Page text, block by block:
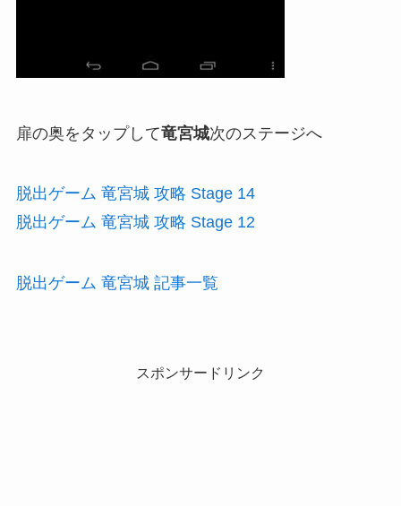
扉の奥をタップして竜宮城次のステージへ
脱出ゲーム 竜宮城 攻略 Stage 14
脱出ゲーム 竜宮城 攻略 Stage 12
脱出ゲーム 竜宮城 記事一覧
スポンサードリンク